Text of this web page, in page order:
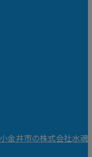
金井市の株式会社水魂